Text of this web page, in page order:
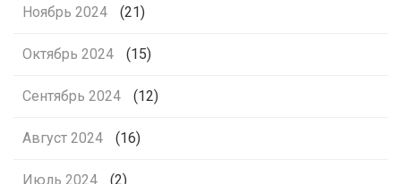
Ноябрь 2024 (21)
Октябрь 2024 (15)
Сентябрь 2024 (12)
Август 2024 (16)
Июль 2024 (2)